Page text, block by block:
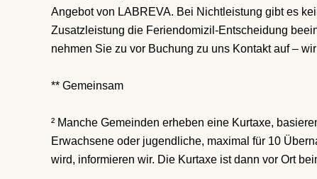
Angebot von LABREVA. Bei Nichtleistung gibt es
Zusatzleistung die Feriendomizil-Entscheidung
nehmen Sie zu vor Buchung zu uns Kontakt auf –
** Gemeinsam
² Manche Gemeinden erheben eine Kurtaxe,
Erwachsene oder jugendliche, maximal für 10
wird, informieren wir. Die Kurtaxe ist dann vor Ort